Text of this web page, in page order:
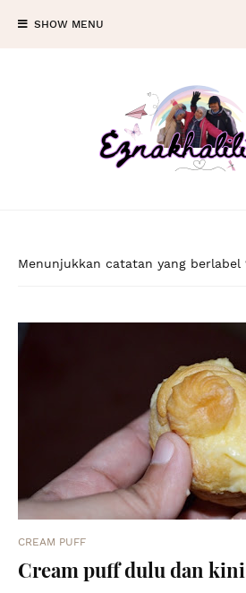
SHOW MENU
Menunjukkan catatan yang berlabel
CREAM PUFF
Cream puff dulu dan kini